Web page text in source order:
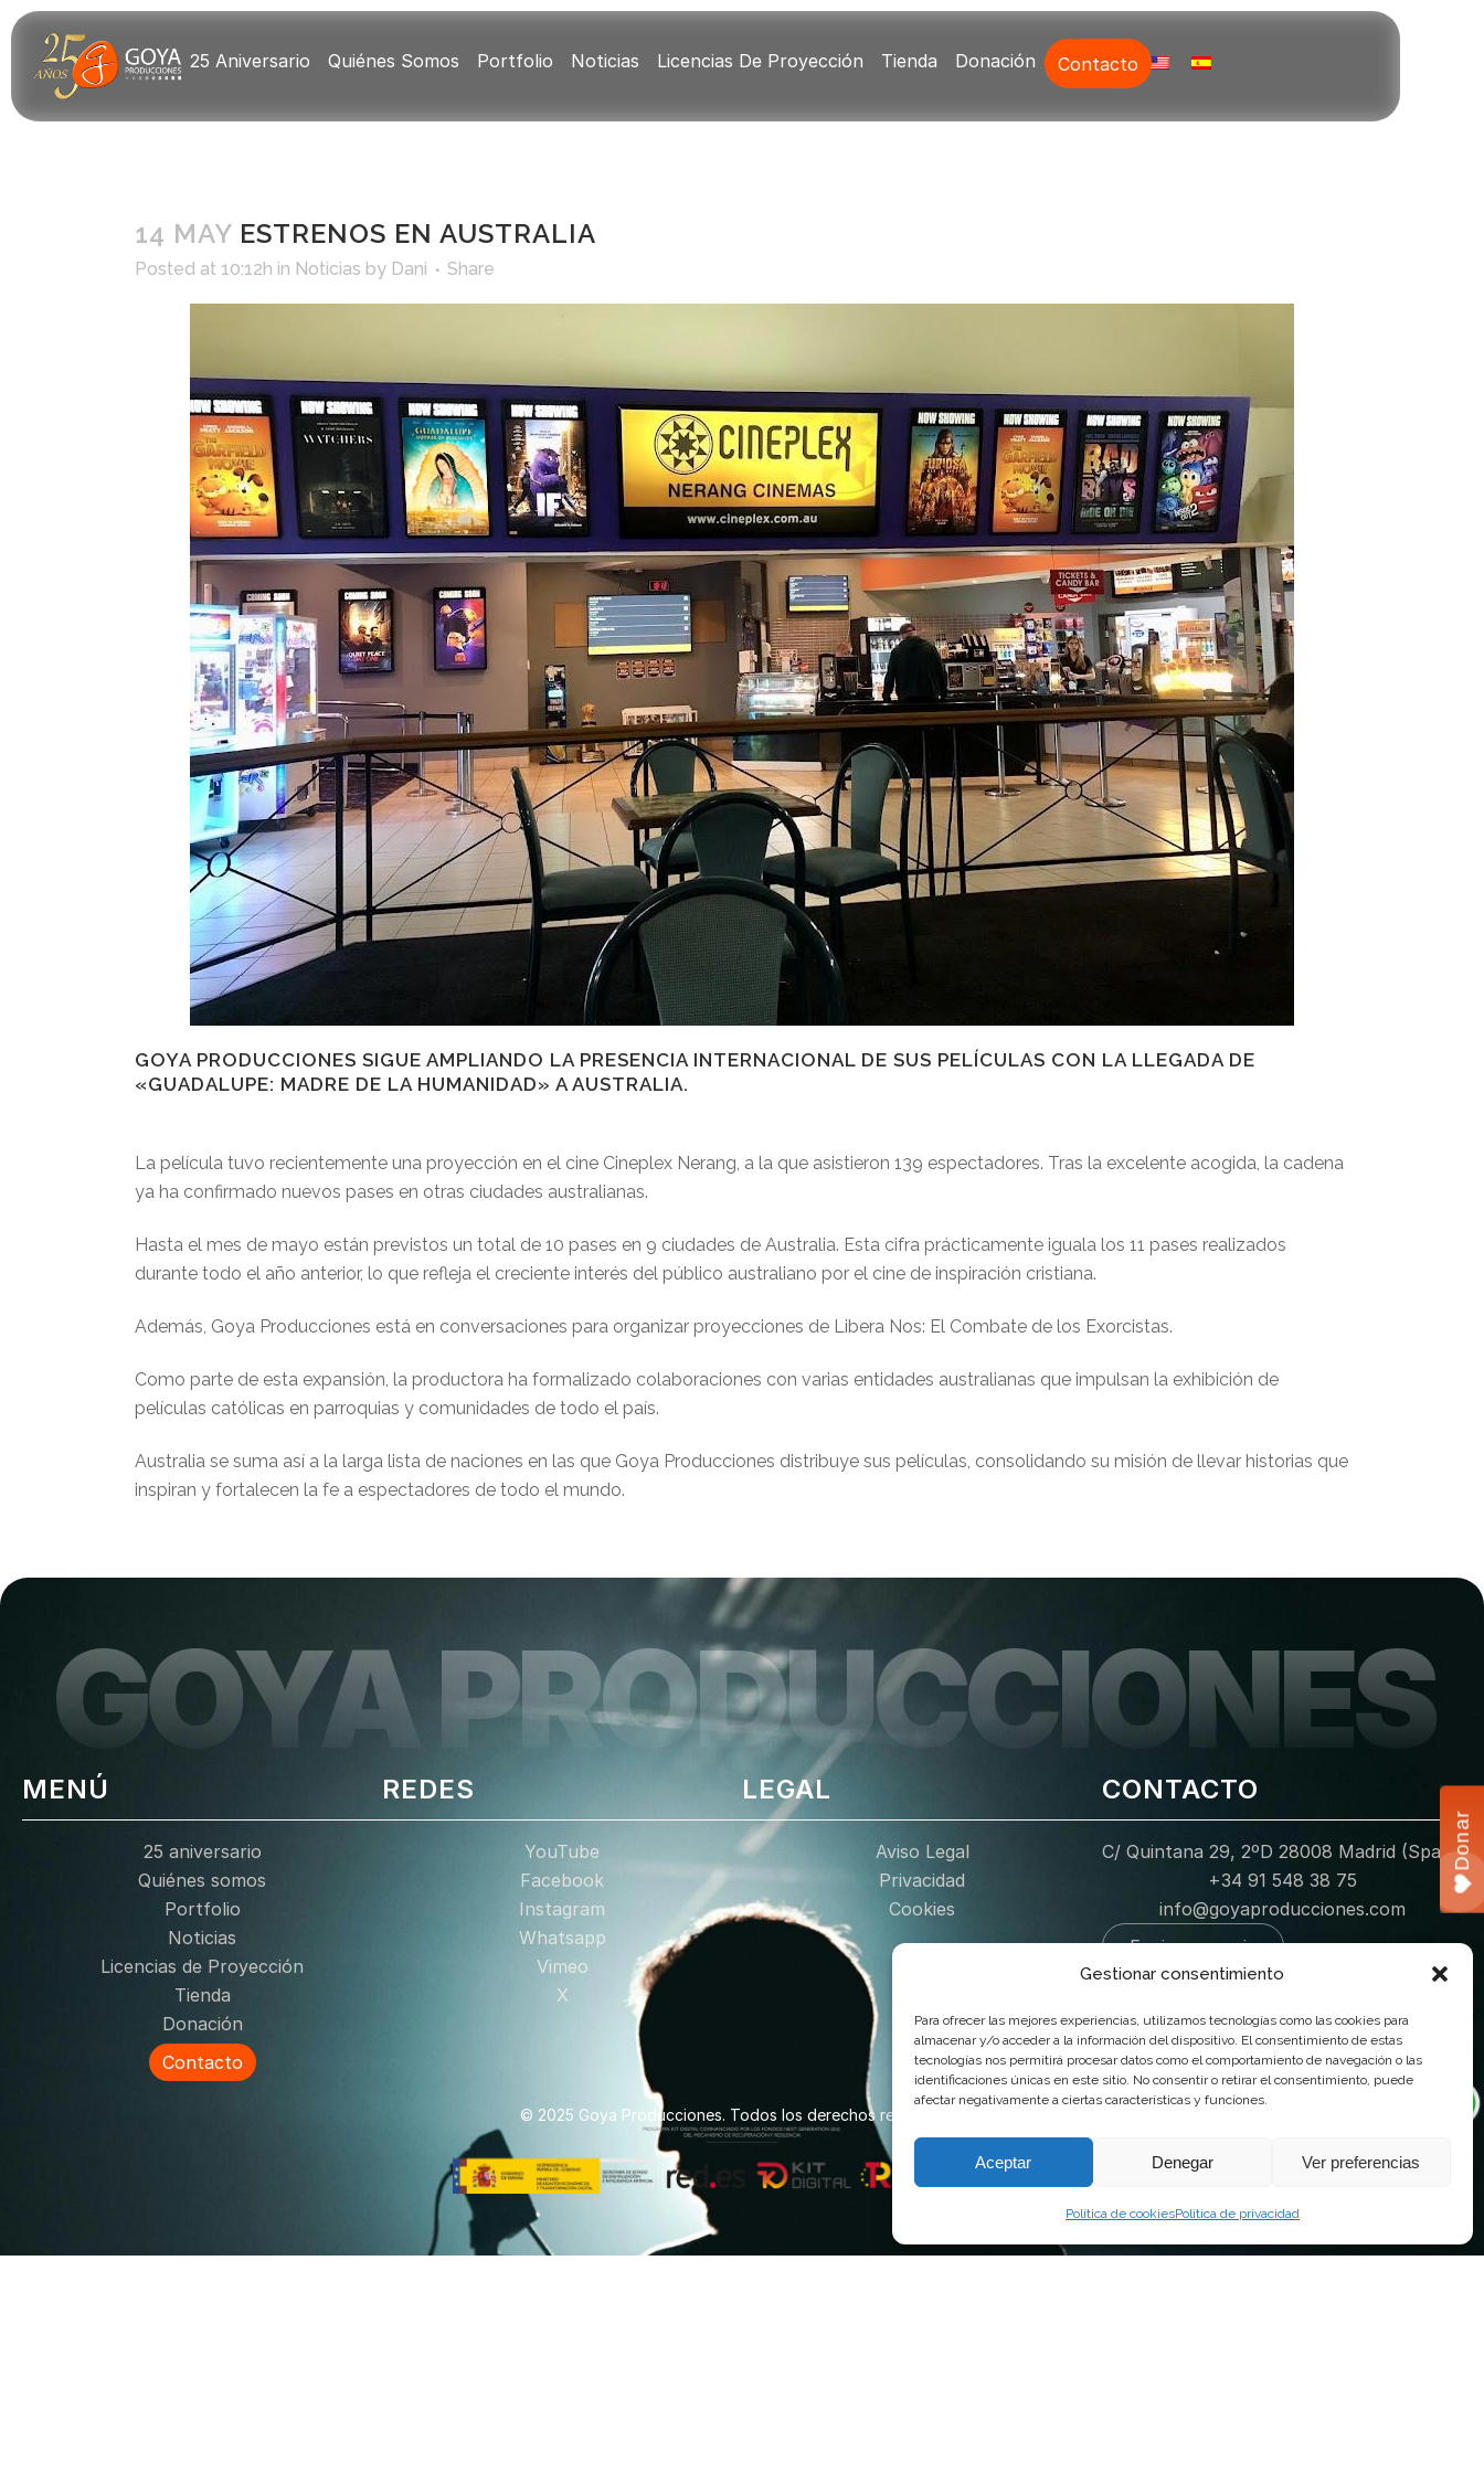
Gestionar consentimiento
Para ofrecer las mejores experiencias, utilizamos tecnologías como las cookies para
almacenar y/o acceder a la información del dispositivo. El consentimiento de estas
tecnologías nos permitirá procesar datos como el comportamiento de navegación o las
identificaciones únicas en este sitio. No consentir o retirar el consentimiento, puede
afectar negativamente a ciertas características y funciones.
Aceptar Denegar Ver preferencias
Política de cookiesPolítica de privacidad
25 Aniversario Quiénes Somos Portfolio Noticias Licencias De Proyección Tienda Donación Contacto
14 MAY ESTRENOS EN AUSTRALIA
Posted at 10:12h in Noticias by Dani Share
GOYA PRODUCCIONES SIGUE AMPLIANDO LA PRESENCIA INTERNACIONAL DE SUS PELÍCULAS CON LA LLEGADA DE
«GUADALUPE: MADRE DE LA HUMANIDAD» A AUSTRALIA.
La película tuvo recientemente una proyección en el cine Cineplex Nerang, a la que asistieron 139 espectadores. Tras la excelente acogida, la cadena
ya ha confirmado nuevos pases en otras ciudades australianas.
Hasta el mes de mayo están previstos un total de 10 pases en 9 ciudades de Australia. Esta cifra prácticamente iguala los 11 pases realizados
durante todo el año anterior, lo que refleja el creciente interés del público australiano por el cine de inspiración cristiana.
Además, Goya Producciones está en conversaciones para organizar proyecciones de Libera Nos: El Combate de los Exorcistas.
Como parte de esta expansión, la productora ha formalizado colaboraciones con varias entidades australianas que impulsan la exhibición de
películas católicas en parroquias y comunidades de todo el país.
Australia se suma así a la larga lista de naciones en las que Goya Producciones distribuye sus películas, consolidando su misión de llevar historias que
inspiran y fortalecen la fe a espectadores de todo el mundo.
Donar
GOYA PRODUCCIONES
MENÚ
25 aniversario
Quiénes somos
Portfolio
Noticias
Licencias de Proyección
Tienda
Donación
Contacto
REDES
YouTube
Facebook
Instagram
Whatsapp
Vimeo
X
LEGAL
Aviso Legal
Privacidad
Cookies
CONTACTO
C/ Quintana 29, 2ºD 28008 Madrid (Spain)
+34 91 548 38 75
info@goyaproducciones.com
Enviar mensaje
© 2025 Goya Producciones. Todos los derechos reservados.